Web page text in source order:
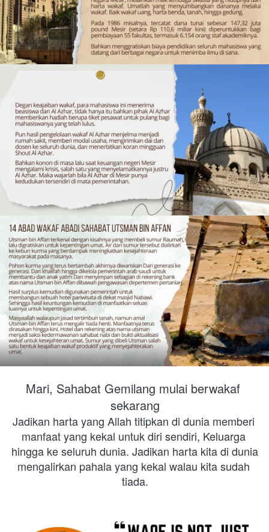
Mari, Sahabat Gemilang mulai berwakaf
sekarang
Jadikan harta yang Allah titipkan di dunia memberi
manfaat yang kekal untuk diri sendiri, Keluarga
hingga ke seluruh dunia. Jadikan harta kita di dunia
mengalirkan pahala yang kekal walau kita sudah
tiada.